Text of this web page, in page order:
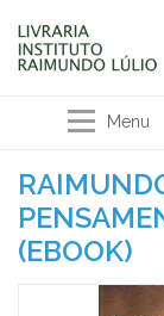
Menu
(EBOOK)